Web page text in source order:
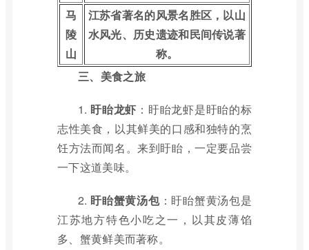
马
陵
山
江苏省著名的风景名胜区，以山
水风光、历史遗迹和民间传说著
称。
三、美食之旅
1. 盱眙龙虾 ：盱眙龙虾是盱眙的标
志性美食，以其鲜美的口感和独特的烹
饪方法而闻名。来到盱眙，一定要品尝
一下这道美味。
2. 盱眙蟹黄汤包：盱眙蟹黄汤包是
江苏地方特色小吃之一，以其皮薄馅
多、蟹黄鲜美而著称。